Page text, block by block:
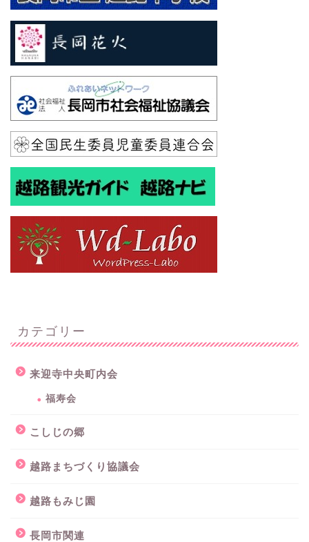
カテゴリー
来迎寺中央町内会
福寿会
こしじの郷
越路まちづくり協議会
越路もみじ園
長岡市関連